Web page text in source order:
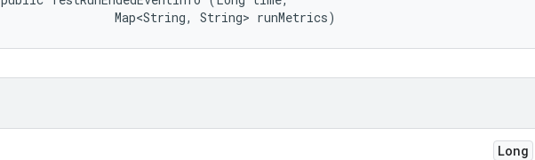
                Map<String, String> runMetrics)
Long